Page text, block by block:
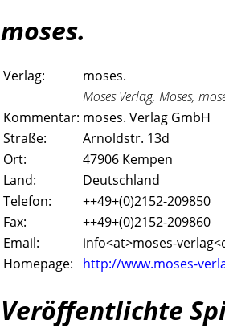
moses.
Verlag:
moses.
Moses Verlag, Moses,
Kommentar: moses. Verlag GmbH
Straße:
Arnoldstr. 13d
Ort:
47906 Kempen
Land:
Deutschland
Telefon:
++49+(0)2152-209850
Fax:
++49+(0)2152-209860
Email:
info<at>moses-
Homepage:
http://www.moses-
Veröffentlichte